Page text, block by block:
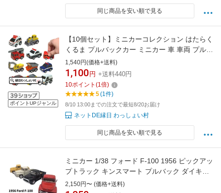
同じ商品を安い順で見る
ポイントUPジャンル
【10個セット】ミニカーコレクション はたらく
くるま プルバックカー ミニカー 車 車両 プルバ
ック 男の子 子ども会 子供会 景品 玩具 おもち
ゃ 縁日景品 走る おまけ 縁日 お祭り くじ引き
景品 お子様ランチ お祭り問屋 販促 ハロウィン
1,540円(価格+送料)
1,100 円 +送料440円
10ポイント (1倍)
5(1件)
8/10 13:00までの注文で最短8/20お届け
ネットDE縁日 わっしょい村
同じ商品を安い順で見る
ミニカー 1/38 フォード F-100 1956 ピックアッ
プトラック キンスマート プルバック ダイキャ
スト フィフティーズ パンプキントラック 新品
2,150円〜 (価格+送料)